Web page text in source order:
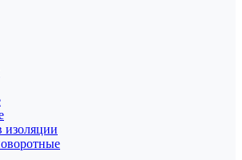
изоляции